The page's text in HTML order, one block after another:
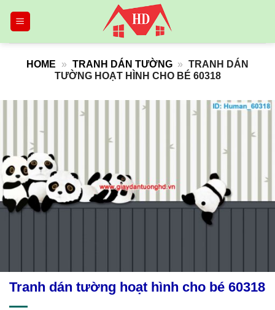
HOME » TRANH DÁN TƯỜNG » TRANH DÁN
TƯỜNG HOẠT HÌNH CHO BÉ 60318
Tranh dán tường hoạt hình cho bé 60318